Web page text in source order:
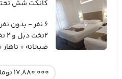
کانکت شش
6 نفر - بدون نفر اضافه
2تخت دبل و 2 تخت سینگل
صبحانه +
17,880,000 تومان / 1 شب تومان / شب